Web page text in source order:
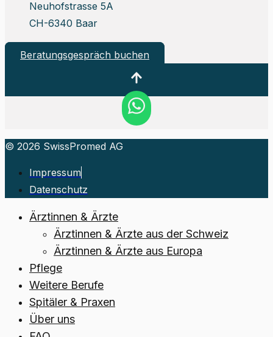
Neuhofstrasse 5A
CH-6340 Baar
Beratungsgespräch buchen
© 2026 SwissPromed AG
Impressum
Datenschutz
Ärztinnen & Ärzte
Ärztinnen & Ärzte aus der Schweiz
Ärztinnen & Ärzte aus Europa
Pflege
Weitere Berufe
Spitäler & Praxen
Über uns